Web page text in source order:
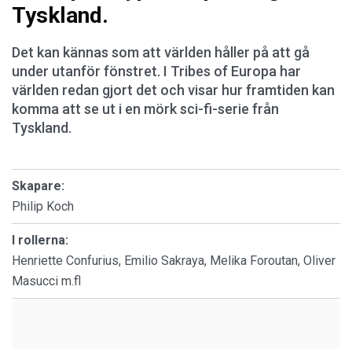
Tyskland.
Det kan kännas som att världen håller på att gå
under utanför fönstret. I Tribes of Europa har
världen redan gjort det och visar hur framtiden kan
komma att se ut i en mörk sci-fi-serie från
Tyskland.
Skapare:
Philip Koch
I rollerna:
Henriette Confurius, Emilio Sakraya, Melika Foroutan, Oliver
Masucci m.fl